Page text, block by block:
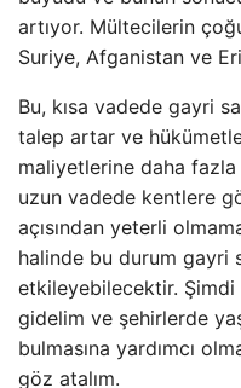
artıyor. Mültecilerin
Suriye, Afganistan ve
Bu, kısa vadede gayri
talep artar ve
maliyetlerine daha
uzun vadede kentlere
açısından yeterli
halinde bu durum gayri
etkileyebilecektir. Şimdi
gidelim ve şehirlerde
bulmasına yardımcı
göz atalım.